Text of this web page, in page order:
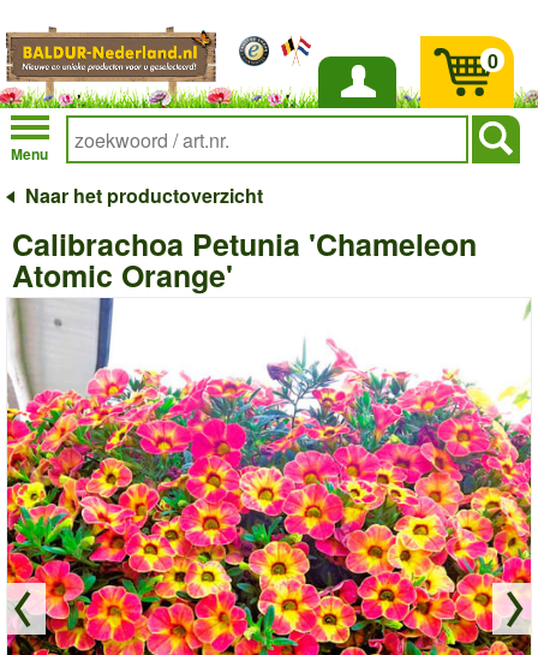
Inloggen
Menu
0
Naar het productoverzicht
Calibrachoa Petunia 'Chameleon
Atomic Orange'